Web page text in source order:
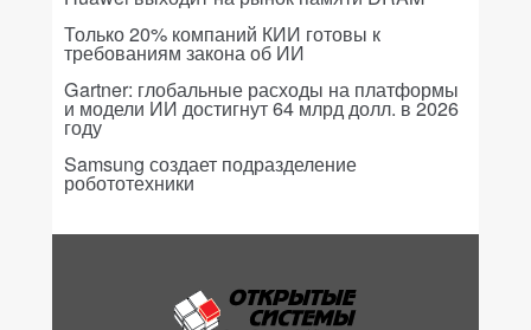
Только 20% компаний КИИ готовы к
требованиям закона об ИИ
Gartner: глобальные расходы на платформы
и модели ИИ достигнут 64 млрд долл. в 2026
году
Samsung создает подразделение
робототехники